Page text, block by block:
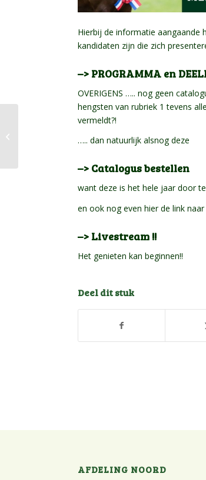
Hierbij de informatie aangaande
kandidaten zijn die zich
–> PROGRAMMA en
OVERIGENS ….. nog geen
hengsten van rubriek 1 tevens
vermeldt?!
….. dan natuurlijk alsnog deze
–> Catalogus bestellen
want deze is het hele jaar door
en ook nog even hier de link naar
–> Livestream !!
Het genieten kan beginnen!!
Deel dit stuk
AFDELING NOORD
KATALOG / CATALOG –